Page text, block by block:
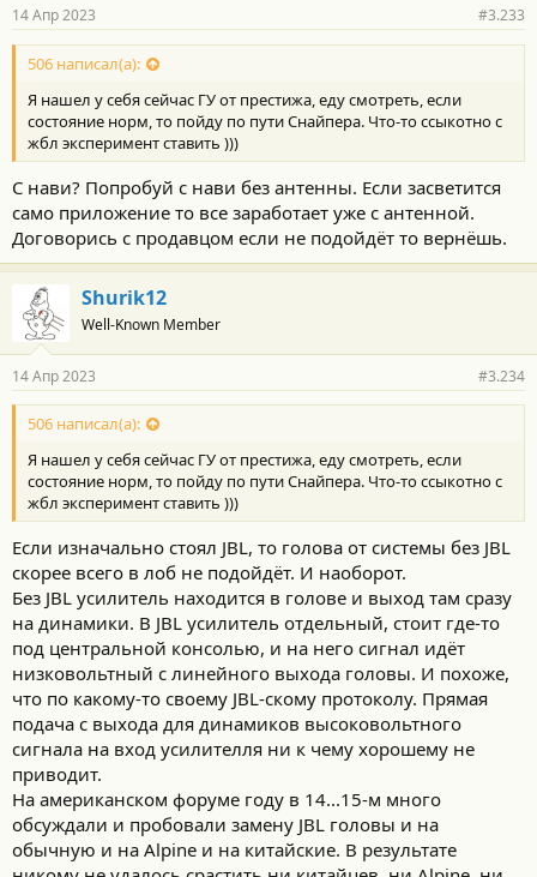
14 Апр 2023 #3.233
506 написал(а):
Я нашел у себя сейчас ГУ от престижа, еду смотреть, если
состояние норм, то пойду по пути Снайпера. Что-то ссыкотно с
жбл эксперимент ставить )))
С нави? Попробуй с нави без антенны. Если засветится
само приложение то все заработает уже с антенной.
Договорись с продавцом если не подойдёт то вернёшь.
Shurik12
Well-Known Member
14 Апр 2023 #3.234
506 написал(а):
Я нашел у себя сейчас ГУ от престижа, еду смотреть, если
состояние норм, то пойду по пути Снайпера. Что-то ссыкотно с
жбл эксперимент ставить )))
Если изначально стоял JBL, то голова от системы без JBL
скорее всего в лоб не подойдёт. И наоборот.
Без JBL усилитель находится в голове и выход там сразу
на динамики. В JBL усилитель отдельный, стоит где-то
под центральной консолью, и на него сигнал идёт
низковольтный с линейного выхода головы. И похоже,
что по какому-то своему JBL-скому протоколу. Прямая
подача с выхода для динамиков высоковольтного
сигнала на вход усилителля ни к чему хорошему не
приводит.
На американском форуме году в 14...15-м много
обсуждали и пробовали замену JBL головы и на
обычную и на Alpine и на китайские. В результате